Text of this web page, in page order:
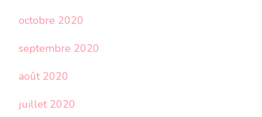
octobre 2020
septembre 2020
août 2020
juillet 2020